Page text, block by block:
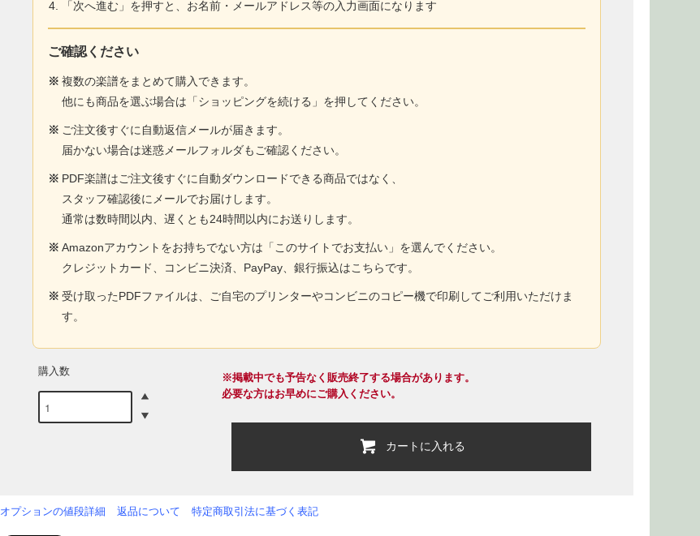
「次へ進む」を押すと、お名前・メールアドレス等の入力画面になります
ご確認ください
※ 複数の楽譜をまとめて購入できます。
他にも商品を選ぶ場合は「ショッピングを続ける」を押してください。
※ ご注文後すぐに自動返信メールが届きます。
届かない場合は迷惑メールフォルダもご確認ください。
※ PDF楽譜はご注文後すぐに自動ダウンロードできる商品ではなく、
スタッフ確認後にメールでお届けします。
通常は数時間以内、遅くとも24時間以内にお送りします。
※ Amazonアカウントをお持ちでない方は「このサイトでお支払い」を選んでください。
クレジットカード、コンビニ決済、PayPay、銀行振込はこちらです。
※ 受け取ったPDFファイルは、ご自宅のプリンターやコンビニのコピー機で印刷してご利用いただけま
す。
購入数
※掲載中でも予告なく販売終了する場合があります。
必要な方はお早めにご購入ください。
カートに入れる
オプションの値段詳細 返品について 特定商取引法に基づく表記